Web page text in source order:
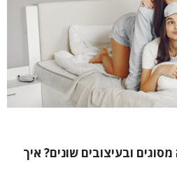
ובעיצובים שונים? איך